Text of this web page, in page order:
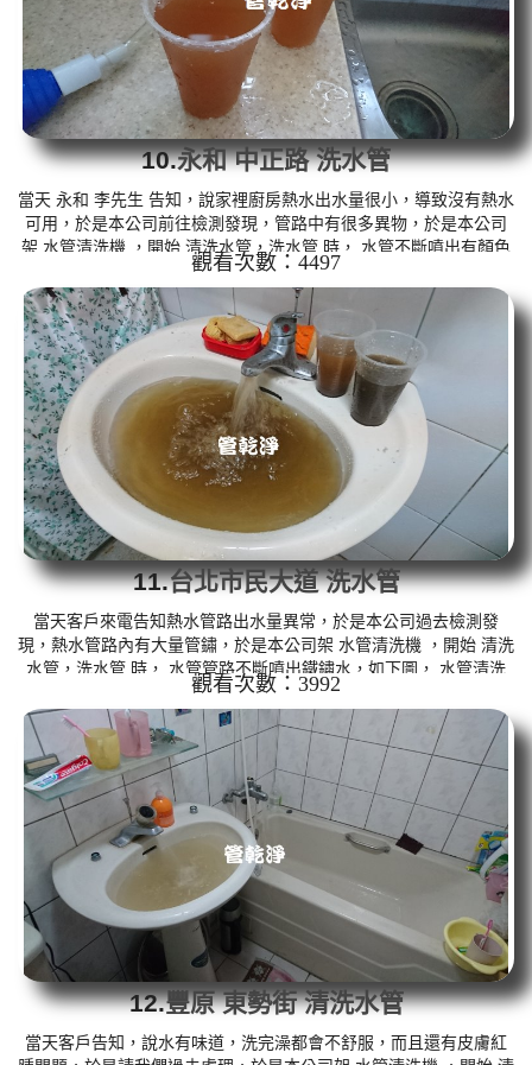
10.永和 中正路 洗水管
當天 永和 李先生 告知，說家裡廚房熱水出水量很小，導致沒有熱水
可用，於是本公司前往檢測發現，管路中有很多異物，於是本公司
架 水管清洗機 ，開始 清洗水管，洗水管 時， 水管不斷噴出有顏色
的水，如下圖， 水管清洗 約兩個多小時，廚房熱水管路終於出水正
常，熱水器也能正常使用。 清洗水管,水管清洗, 洗水管, 熱水管堵
塞, 熱水忽冷忽熱 ...
觀看次數：4497
11.台北市民大道 洗水管
當天客戶來電告知熱水管路出水量異常，於是本公司過去檢測發
現，熱水管路內有大量管鏽，於是本公司架 水管清洗機 ，開始 清洗
水管，洗水管 時， 水管管路不斷噴出鐵鏽水，如下圖， 水管清洗
約兩個多小時，管路才正常出水，熱水器能正常點著使用。 清洗水
管,水管清洗, 洗水管, 熱水管堵塞, 熱水忽冷忽熱 ...
觀看次數：3992
12.豐原 東勢街 清洗水管
當天客戶告知，說水有味道，洗完澡都會不舒服，而且還有皮膚紅